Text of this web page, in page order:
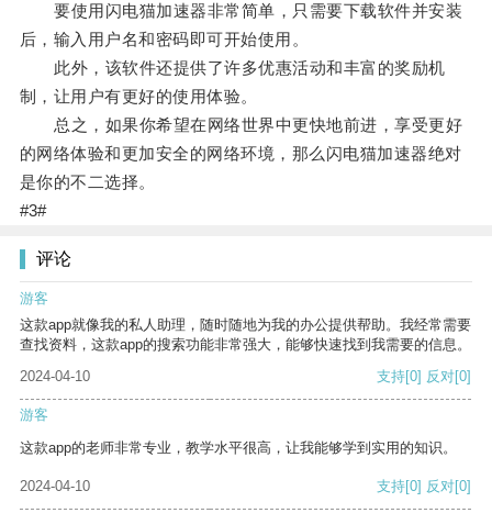
要使用闪电猫加速器非常简单，只需要下载软件并安装
后，输入用户名和密码即可开始使用。
此外，该软件还提供了许多优惠活动和丰富的奖励机
制，让用户有更好的使用体验。
总之，如果你希望在网络世界中更快地前进，享受更好
的网络体验和更加安全的网络环境，那么闪电猫加速器绝对
是你的不二选择。
#3#
评论
游客
这款app就像我的私人助理，随时随地为我的办公提供帮助。我经常需要
查找资料，这款app的搜索功能非常强大，能够快速找到我需要的信息。
2024-04-10
支持[0] 反对[0]
游客
这款app的老师非常专业，教学水平很高，让我能够学到实用的知识。
2024-04-10 支持[0] 反对[0]